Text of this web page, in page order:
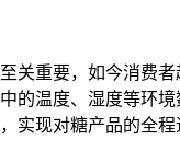
关重要，如今消费
的温度、湿度等环
实现对糖产品的全程